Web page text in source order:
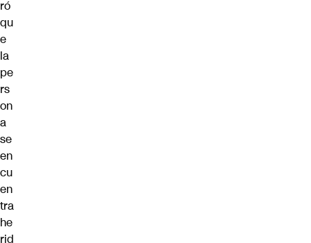
ró
qu
e
la
pe
rs
on
a
se
en
cu
en
tra
he
rid